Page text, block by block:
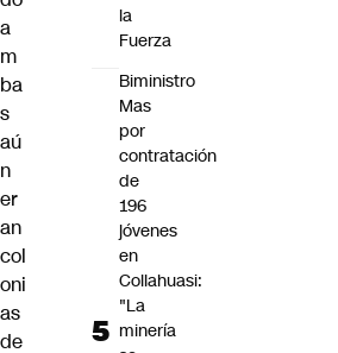
a
m
ba
s
aú
n
er
an
col
oni
as
de
la
Fuerza
Biministro
Mas
por
contratación
de
196
jóvenes
en
Collahuasi:
"La
minería